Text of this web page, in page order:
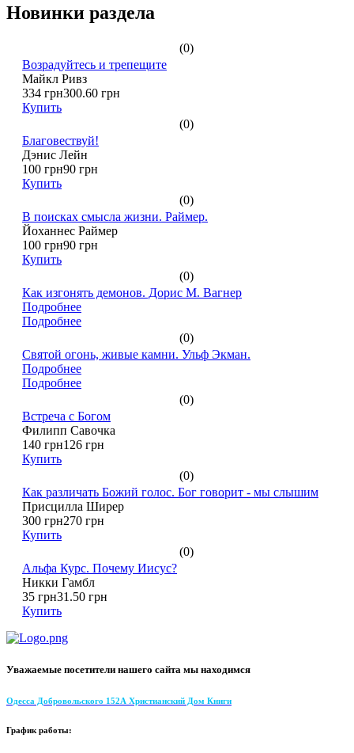
Новинки раздела
(0)
Возрадуйтесь и трепещите
Майкл Ривз
334 грн300.60 грн
Купить
(0)
Благовествуй!
Дэнис Лейн
100 грн90 грн
Купить
(0)
В поисках смысла жизни. Раймер.
Йоханнес Раймер
100 грн90 грн
Купить
(0)
Как изгонять демонов. Дорис М. Вагнер
Подробнее
Подробнее
(0)
Святой огонь, живые камни. Ульф Экман.
Подробнее
Подробнее
(0)
Встреча с Богом
Филипп Савочка
140 грн126 грн
Купить
(0)
Как различать Божий голос. Бог говорит - мы слышим
Присцилла Ширер
300 грн270 грн
Купить
(0)
Альфа Курс. Почему Иисус?
Никки Гамбл
35 грн31.50 грн
Купить
Уважаемые посетители нашего сайта мы находимся
Одесса Добровольского 152А Христианский Дом Книги
График работы: